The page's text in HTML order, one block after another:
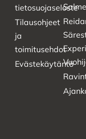
tietosuojaseloste
Tilausohjeet
ja
toimitusehdot
Evästekäytäntö